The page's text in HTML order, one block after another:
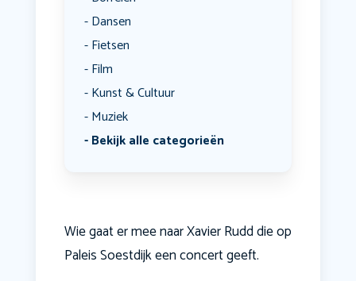
Dansen
Fietsen
Film
Kunst & Cultuur
Muziek
Bekijk alle categorieën
Wie gaat er mee naar Xavier Rudd die op
Paleis Soestdijk een concert geeft.